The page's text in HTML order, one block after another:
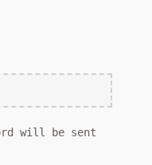
will be sent